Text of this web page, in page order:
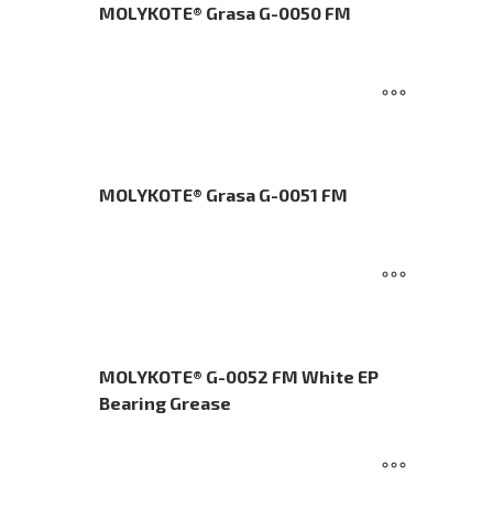
MOLYKOTE® Grasa G-0050 FM
MOLYKOTE® Grasa G-0051 FM
MOLYKOTE® G-0052 FM White EP
Bearing Grease